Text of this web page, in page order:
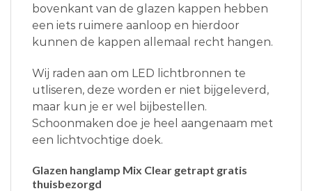
bovenkant van de glazen kappen hebben
een iets ruimere aanloop en hierdoor
kunnen de kappen allemaal recht hangen.
Wij raden aan om LED lichtbronnen te
utliseren, deze worden er niet bijgeleverd,
maar kun je er wel bijbestellen.
Schoonmaken doe je heel aangenaam met
een lichtvochtige doek.
Glazen hanglamp Mix Clear getrapt gratis
thuisbezorgd